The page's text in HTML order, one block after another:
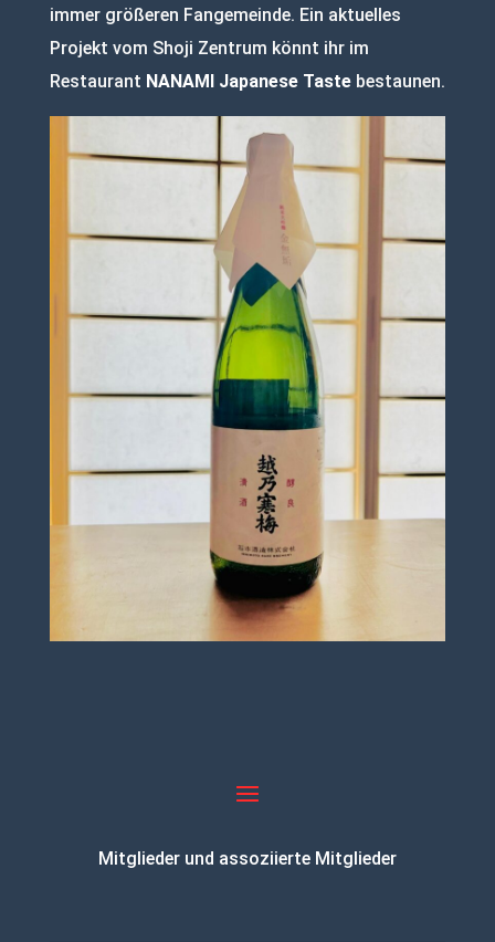
immer größeren Fangemeinde. Ein aktuelles
Projekt vom Shoji Zentrum könnt ihr im
Restaurant NANAMI Japanese Tastebestaunen.
Mitglieder und assoziierte Mitglieder